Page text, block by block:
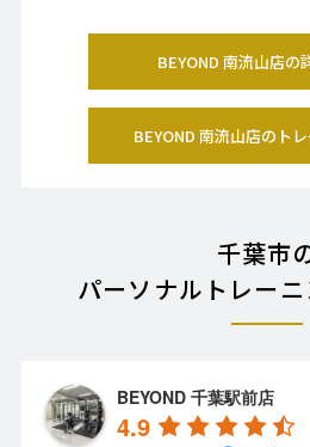
BEYOND 南流山店の
BEYOND 南流山店のト
千葉市
パーソナルトレー
BEYOND 千葉駅前店
4.9